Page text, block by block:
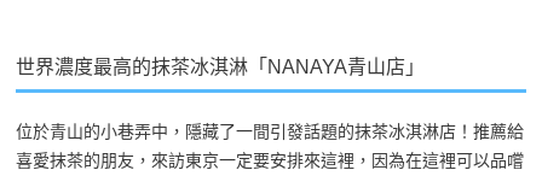
世界濃度最高的抹茶冰淇淋「NANAYA青山店」
位於青山的小巷弄中，隱藏了一間引發話題的抹茶冰淇淋店！推薦給
喜愛抹茶的朋友，來訪東京一定要安排來這裡，因為在這裡可以品嚐